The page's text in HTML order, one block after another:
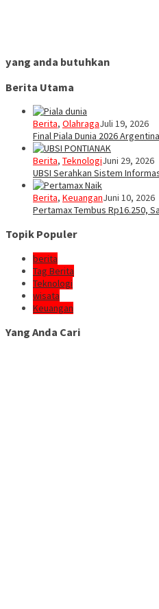
yang anda butuhkan
Berita Utama
Berita, OlahragaJuli 19, 2026
Final Piala Dunia 2026
Berita, TeknologiJuni 29, 2026
UBSI Serahkan Sistem
Berita, KeuanganJuni 10, 2026
Pertamax Tembus Rp16.250,
Topik Populer
berita
Tag Berita
Teknologi
wisata
Keuangan
Yang Anda Cari